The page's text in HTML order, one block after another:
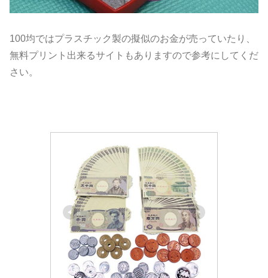
100均ではプラスチック製の擬似のお金が売っていたり、
無料プリント出来るサイトもありますので参考にしてくだ
さい。